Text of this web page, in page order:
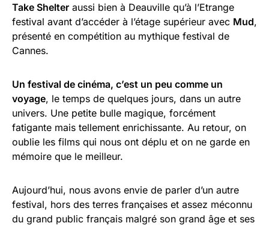
Take Shelter aussi bien à Deauville qu’à l’Etrange
festival avant d’accéder à l’étage supérieur avec Mud,
présenté en compétition au mythique festival de
Cannes.
Un festival de cinéma, c’est un peu comme un
voyage, le temps de quelques jours, dans un autre
univers. Une petite bulle magique, forcément
fatigante mais tellement enrichissante. Au retour, on
oublie les films qui nous ont déplu et on ne garde en
mémoire que le meilleur.
Aujourd’hui, nous avons envie de parler d’un autre
festival, hors des terres françaises et assez méconnu
du grand public français malgré son grand âge et ses